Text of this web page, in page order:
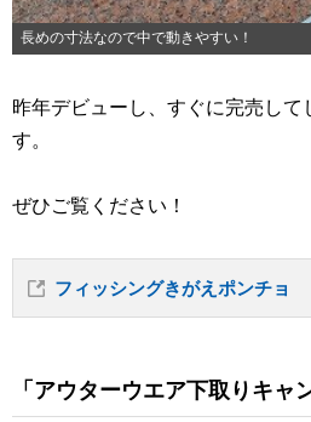
長めの寸法なので中で動きやすい！
昨年デビューし、すぐに完売し
す。
ぜひご覧ください！
フィッシングきがえポンチョ
「アウターウエア下取りキャ